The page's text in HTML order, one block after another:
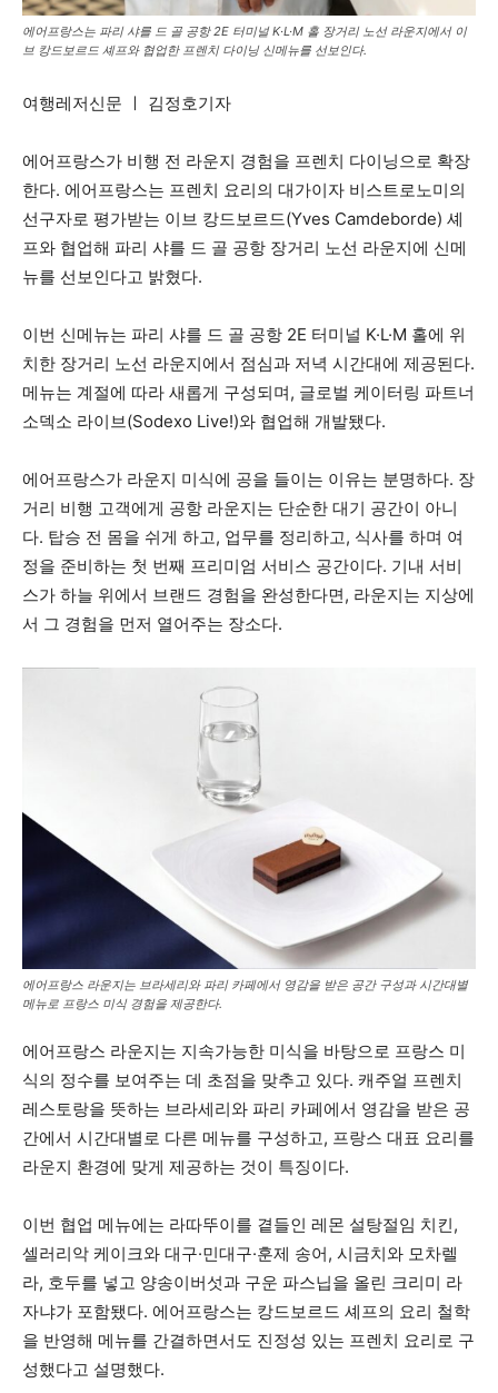
에어프랑스는 파리 샤를 드 골 공항 2E 터미널 K·L·M 홀 장거리 노선 라운지에서 이
브 캉드보르드 셰프와 협업한 프렌치 다이닝 신메뉴를 선보인다.
여행레저신문 ㅣ 김정호기자
에어프랑스가 비행 전 라운지 경험을 프렌치 다이닝으로 확장
한다. 에어프랑스는 프렌치 요리의 대가이자 비스트로노미의
선구자로 평가받는 이브 캉드보르드(Yves Camdeborde) 셰
프와 협업해 파리 샤를 드 골 공항 장거리 노선 라운지에 신메
뉴를 선보인다고 밝혔다.
이번 신메뉴는 파리 샤를 드 골 공항 2E 터미널 K·L·M 홀에 위
치한 장거리 노선 라운지에서 점심과 저녁 시간대에 제공된다.
메뉴는 계절에 따라 새롭게 구성되며, 글로벌 케이터링 파트너
소덱소 라이브(Sodexo Live!)와 협업해 개발됐다.
에어프랑스가 라운지 미식에 공을 들이는 이유는 분명하다. 장
거리 비행 고객에게 공항 라운지는 단순한 대기 공간이 아니
다. 탑승 전 몸을 쉬게 하고, 업무를 정리하고, 식사를 하며 여
정을 준비하는 첫 번째 프리미엄 서비스 공간이다. 기내 서비
스가 하늘 위에서 브랜드 경험을 완성한다면, 라운지는 지상에
서 그 경험을 먼저 열어주는 장소다.
에어프랑스 라운지는 브라세리와 파리 카페에서 영감을 받은 공간 구성과 시간대별
메뉴로 프랑스 미식 경험을 제공한다.
에어프랑스 라운지는 지속가능한 미식을 바탕으로 프랑스 미
식의 정수를 보여주는 데 초점을 맞추고 있다. 캐주얼 프렌치
레스토랑을 뜻하는 브라세리와 파리 카페에서 영감을 받은 공
간에서 시간대별로 다른 메뉴를 구성하고, 프랑스 대표 요리를
라운지 환경에 맞게 제공하는 것이 특징이다.
이번 협업 메뉴에는 라따뚜이를 곁들인 레몬 설탕절임 치킨,
셀러리악 케이크와 대구·민대구·훈제 송어, 시금치와 모차렐
라, 호두를 넣고 양송이버섯과 구운 파스닙을 올린 크리미 라
자냐가 포함됐다. 에어프랑스는 캉드보르드 셰프의 요리 철학
을 반영해 메뉴를 간결하면서도 진정성 있는 프렌치 요리로 구
성했다고 설명했다.